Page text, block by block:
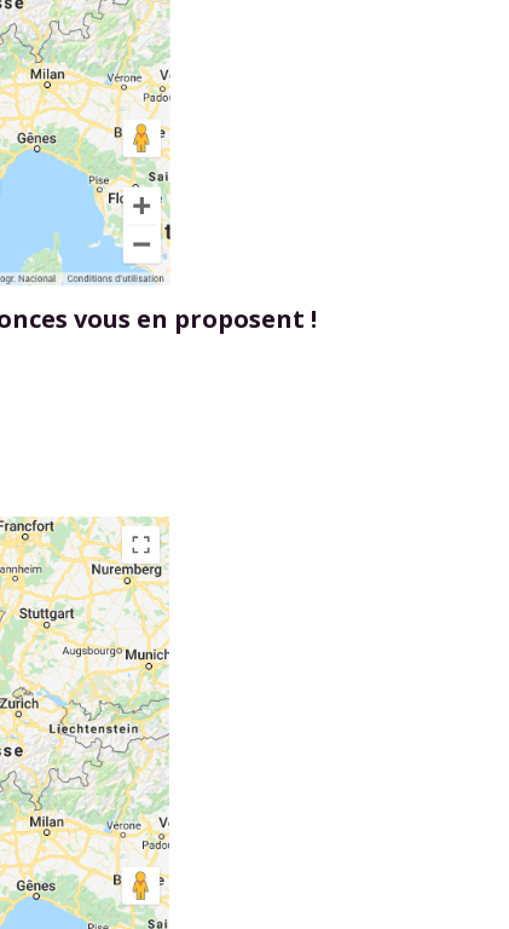
vous en proposent !